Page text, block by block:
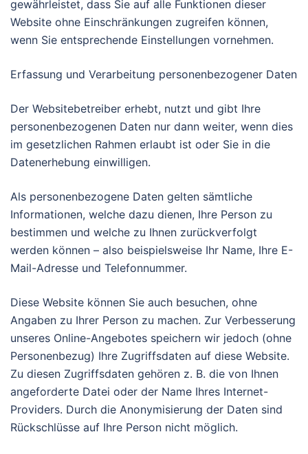
gewährleistet, dass Sie auf alle Funktionen dieser
Website ohne Einschränkungen zugreifen können,
wenn Sie entsprechende Einstellungen vornehmen.
Erfassung und Verarbeitung personenbezogener Daten
Der Websitebetreiber erhebt, nutzt und gibt Ihre
personenbezogenen Daten nur dann weiter, wenn dies
im gesetzlichen Rahmen erlaubt ist oder Sie in die
Datenerhebung einwilligen.
Als personenbezogene Daten gelten sämtliche
Informationen, welche dazu dienen, Ihre Person zu
bestimmen und welche zu Ihnen zurückverfolgt
werden können – also beispielsweise Ihr Name, Ihre E-
Mail-Adresse und Telefonnummer.
Diese Website können Sie auch besuchen, ohne
Angaben zu Ihrer Person zu machen. Zur Verbesserung
unseres Online-Angebotes speichern wir jedoch (ohne
Personenbezug) Ihre Zugriffsdaten auf diese Website.
Zu diesen Zugriffsdaten gehören z. B. die von Ihnen
angeforderte Datei oder der Name Ihres Internet-
Providers. Durch die Anonymisierung der Daten sind
Rückschlüsse auf Ihre Person nicht möglich.